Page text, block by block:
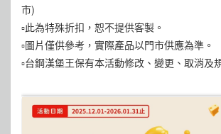
市)
▫️此為特殊折扣，恕不提供客製。
▫️圖片僅供參考，實際產品以門市供應為準。
▫️台鋼漢堡王保有本活動修改、變更、取消及